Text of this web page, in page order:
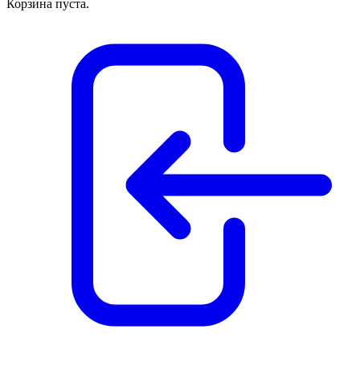
Корзина пуста.